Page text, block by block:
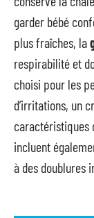
garder bébé
plus fraîches, la
respirabilité et
choisi pour les
d’irritations, un
caractéristiques
incluent
à des doublures